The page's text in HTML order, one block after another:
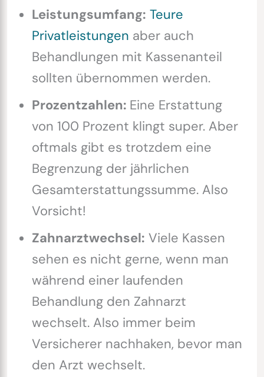
Leistungsumfang: Teure
Privatleistungen aber auch
Behandlungen mit Kassenanteil
sollten übernommen werden.
Prozentzahlen: Eine Erstattung
von 100 Prozent klingt super. Aber
oftmals gibt es trotzdem eine
Begrenzung der jährlichen
Gesamterstattungssumme. Also
Vorsicht!
Zahnarztwechsel: Viele Kassen
sehen es nicht gerne, wenn man
während einer laufenden
Behandlung den Zahnarzt
wechselt. Also immer beim
Versicherer nachhaken, bevor man
den Arzt wechselt.